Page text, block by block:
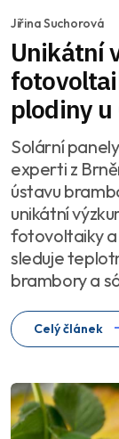
Jiřina Suchorová
Unikátní
plodiny
Solární
experti z
ústavu
unikátní
fotovoltaiky
sleduje
brambory a
Celý článek